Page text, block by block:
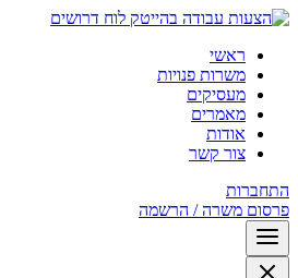
לוח דרושים
ראשי
משרות פנויות
מעסיקים
מאמרים
אודות
צור קשר
התחברות
פרסום משרה / הרשמה